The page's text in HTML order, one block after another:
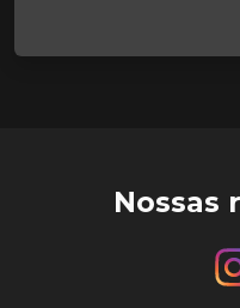
Nossas